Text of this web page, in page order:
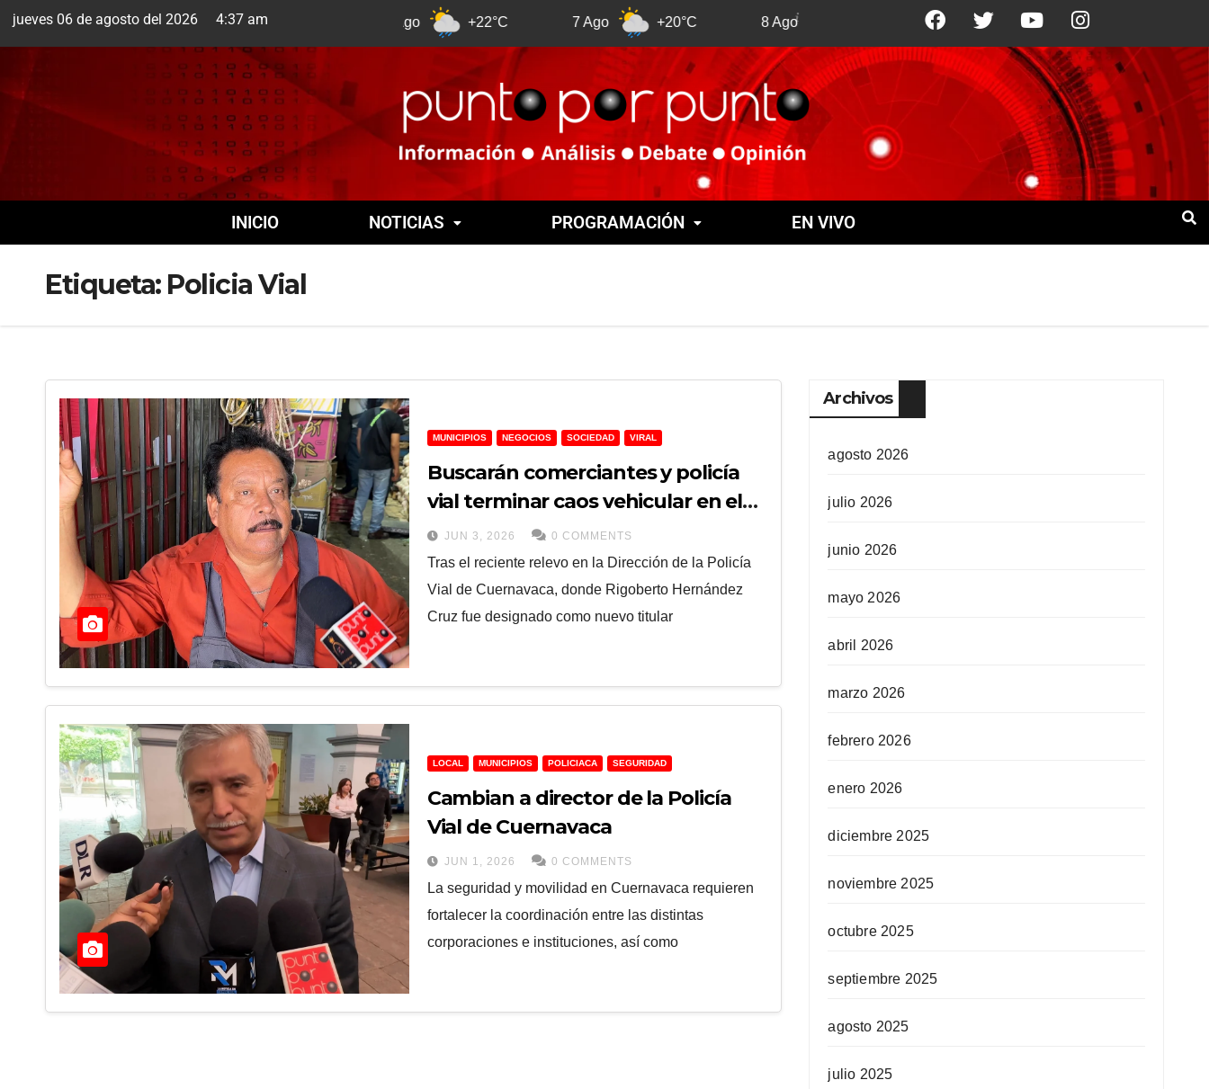
jueves 06 de agosto del 2026 4:37 am
Cuernavaca +22°C +20°C +21°C 9 Ago +22°C 10 Ago
INICIO NOTICIAS PROGRAMACIÓN EN VIVO
Etiqueta: Policia Vial
MUNICIPIOS NEGOCIOS SOCIEDAD VIRAL
Buscarán comerciantes y policía
vial terminar caos vehicular en el
mercado Adolfo López Mateos en
Cuernavaca
JUN 3, 2026 0 COMMENTS
Tras el reciente relevo en la Dirección de la Policía
Vial de Cuernavaca, donde Rigoberto Hernández
Cruz fue designado como nuevo titular
LOCAL MUNICIPIOS POLICIACA SEGURIDAD
Cambian a director de la Policía
Vial de Cuernavaca
JUN 1, 2026 0 COMMENTS
La seguridad y movilidad en Cuernavaca requieren
fortalecer la coordinación entre las distintas
corporaciones e instituciones, así como
Archivos
agosto 2026
julio 2026
junio 2026
mayo 2026
abril 2026
marzo 2026
febrero 2026
enero 2026
diciembre 2025
noviembre 2025
octubre 2025
septiembre 2025
agosto 2025
julio 2025